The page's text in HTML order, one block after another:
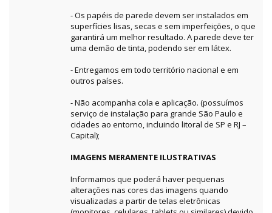
- Os papéis de parede devem ser instalados em
superfícies lisas, secas e sem imperfeições, o que
garantirá um melhor resultado. A parede deve ter
uma demão de tinta, podendo ser em látex.
- Entregamos em todo território nacional e em
outros países.
- Não acompanha cola e aplicação. (possuímos
serviço de instalação para grande São Paulo e
cidades ao entorno, incluindo litoral de SP e RJ –
Capital);
IMAGENS MERAMENTE ILUSTRATIVAS
Informamos que poderá haver pequenas
alterações nas cores das imagens quando
visualizadas a partir de telas eletrônicas